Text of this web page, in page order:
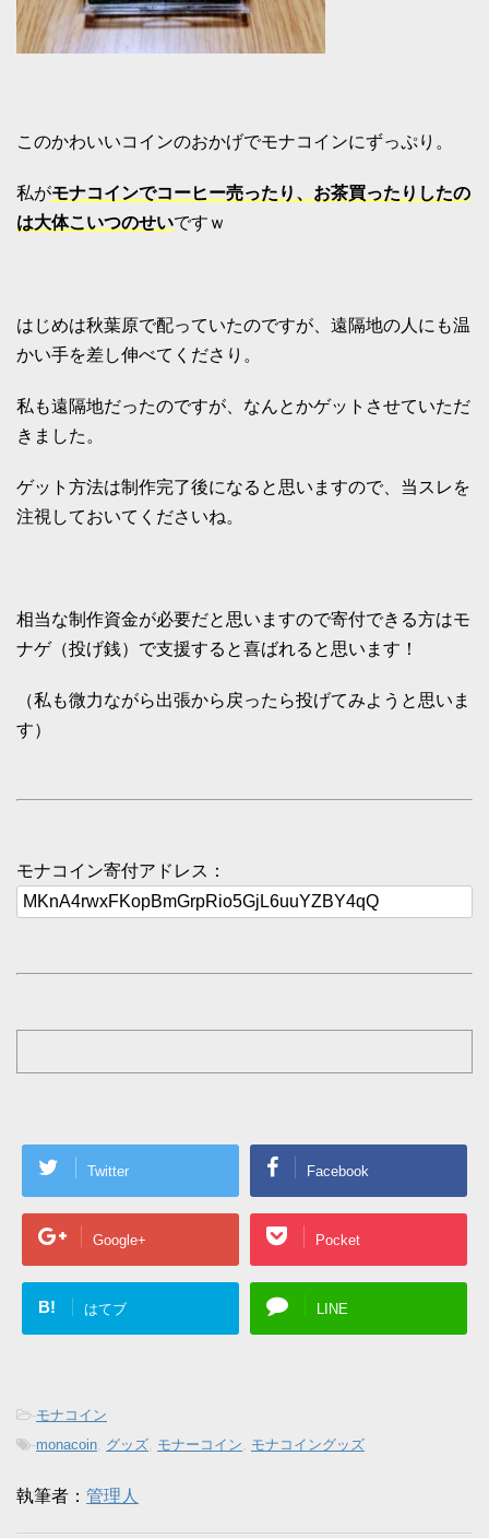
このかわいいコインのおかげでモナコインにずっぷり。
私がモナコインでコーヒー売ったり、お茶買ったりしたの
は大体こいつのせいですｗ
はじめは秋葉原で配っていたのですが、遠隔地の人にも温
かい手を差し伸べてくださり。
私も遠隔地だったのですが、なんとかゲットさせていただ
きました。
ゲット方法は制作完了後になると思いますので、当スレを
注視しておいてくださいね。
相当な制作資金が必要だと思いますので寄付できる方はモ
ナゲ（投げ銭）で支援すると喜ばれると思います！
（私も微力ながら出張から戻ったら投げてみようと思いま
す）
モナコイン寄付アドレス：
Twitter Facebook
Google+ Pocket
B! はてブ LINE
-モナコイン
-monacoin, グッズ, モナーコイン, モナコイングッズ
執筆者： 管理人